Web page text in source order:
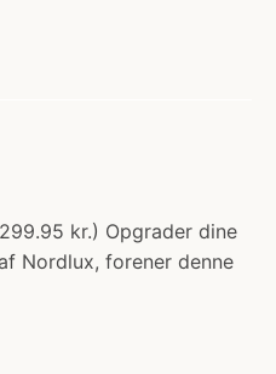
kr.) Opgrader dine
Nordlux, forener denne